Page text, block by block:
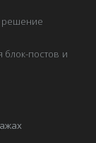
решение
блок-постов и